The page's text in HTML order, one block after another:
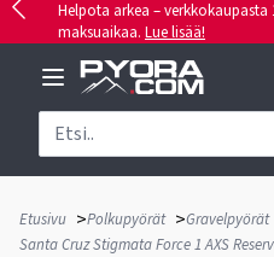
Helpota arkea –
maksuaikaa. Lue lisää!
Etusivu >Polkupyörät >Gravelpyörät
Santa Cruz Stigmata Force 1 AXS